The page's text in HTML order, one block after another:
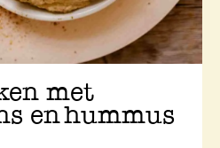
met
en hummus